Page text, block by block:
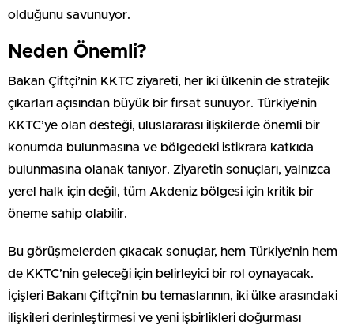
olduğunu savunuyor.
Neden Önemli?
Bakan Çiftçi’nin KKTC ziyareti, her iki ülkenin de stratejik
çıkarları açısından büyük bir fırsat sunuyor. Türkiye’nin
KKTC’ye olan desteği, uluslararası ilişkilerde önemli bir
konumda bulunmasına ve bölgedeki istikrara katkıda
bulunmasına olanak tanıyor. Ziyaretin sonuçları, yalnızca
yerel halk için değil, tüm Akdeniz bölgesi için kritik bir
öneme sahip olabilir.
Bu görüşmelerden çıkacak sonuçlar, hem Türkiye’nin hem
de KKTC’nin geleceği için belirleyici bir rol oynayacak.
İçişleri Bakanı Çiftçi’nin bu temaslarının, iki ülke arasındaki
ilişkileri derinleştirmesi ve yeni işbirlikleri doğurması